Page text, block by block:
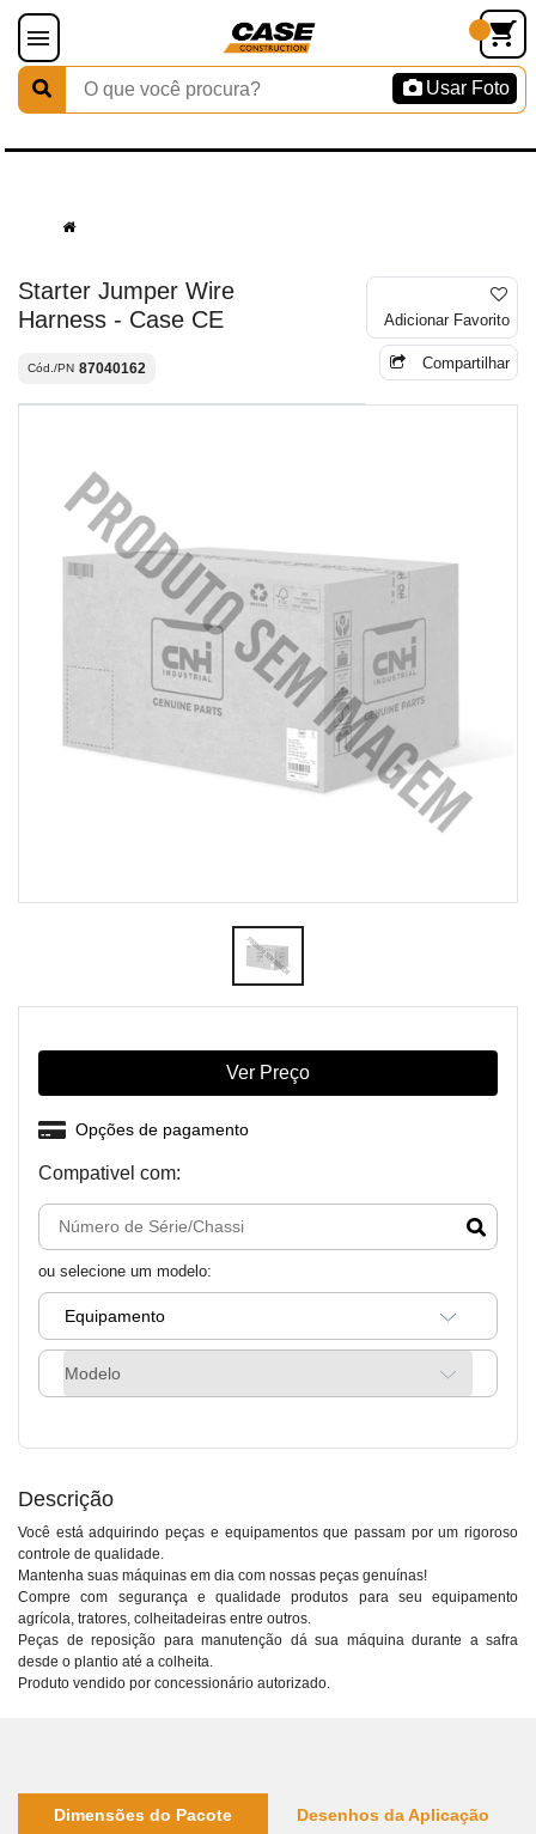
Usar Foto
Starter Jumper Wire
Harness - Case CE
Cód./PN 87040162
Adicionar Favorito
Compartilhar
Compativel com:
ou selecione um modelo:
Equipamento
Modelo
Opções de pagamento
Ver Preço
Descrição
Você está adquirindo peças e equipamentos que passam por um rigoroso
controle de qualidade.
Mantenha suas máquinas em dia com nossas peças genuínas!
Compre com segurança e qualidade produtos para seu equipamento
agrícola, tratores, colheitadeiras entre outros.
Peças de reposição para manutenção dá sua máquina durante a safra
desde o plantio até a colheita.
Produto vendido por concessionário autorizado.
Dimensões do Pacote Desenhos da Aplicação